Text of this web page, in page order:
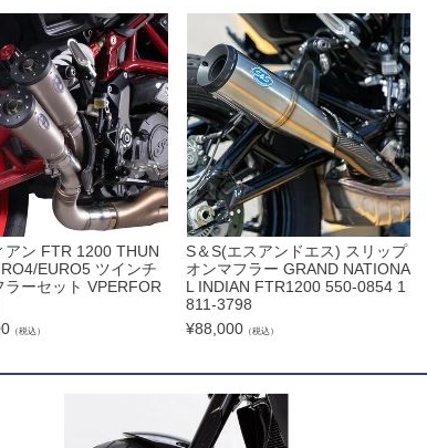
アン FTR 1200 THUN
EURO5 ツインチ
ラーセット VPERFOR
（税込）
S＆S(エスアンドエス) スリップ
オンマフラー GRAND NATIONA
L INDIAN FTR1200 550-0854 1
811-3798
¥88,000 （税込）